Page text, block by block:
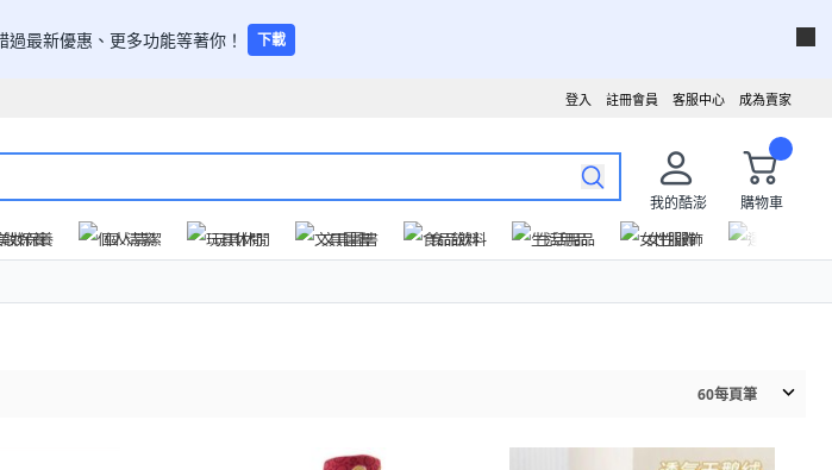
過最新優惠、更多功能等著你！ 下載
成為賣家
客服中心
註冊會員
登入
我的酷澎
購物車
妝保養 個人清潔 玩具休閒 文具圖書 食品飲料 生活用品 女性服飾
60每頁筆